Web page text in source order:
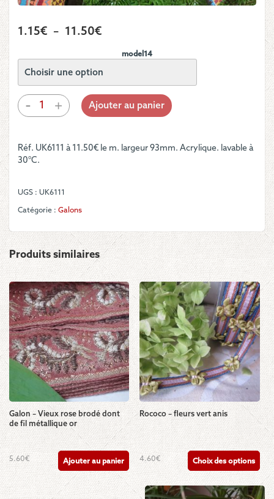
1.15€ – 11.50€Plage
prix :
à
11.50€
model14
-
quantité
de
fantaisie
+ Ajouter au panier
Réf. UK6111 à 11.50€ le m. largeur 93mm. Acrylique. lavable à
30°C.
UGS : UK6111
Catégorie : Galons
Produits similaires
Galon – Vieux rose brodé dont
de fil métallique or
5.60€ Ajouter au panier
Rococo – fleurs vert anis
4.60€ Choix des options
Ce
produit
a
plusieurs